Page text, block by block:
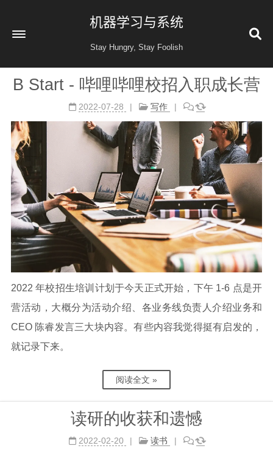
机器学习与系统
Stay Hungry, Stay Foolish
首页
金融投资
收藏
健康
归档 60
公益 404
B Start - 哔哩哔哩校招入职成长营
2022-07-28 写作
2022 年校招生培训计划于今天正式开始，下午 1-6 点是开
营活动，大概分为活动介绍、各业务线负责人介绍业务和
CEO 陈睿发言三大块内容。有些内容我觉得挺有启发的，
就记录下来。
阅读全文 »
读研的收获和遗憾
2022-02-20 读书